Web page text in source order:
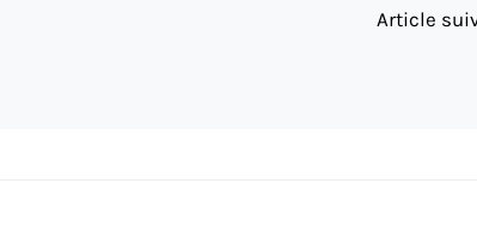
Article